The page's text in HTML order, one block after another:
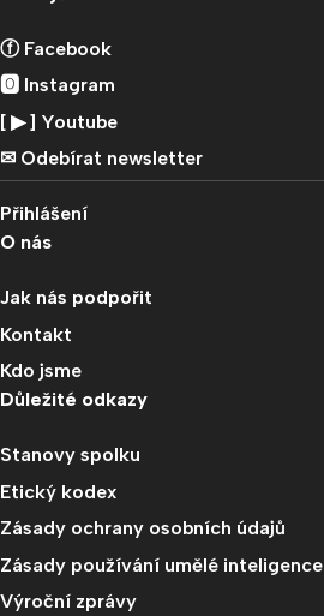
ⓕ Facebook
🅾 Instagram
[ ▶︎ ] Youtube
✉︎ Odebírat newsletter
Přihlášení
O nás
Jak nás podpořit
Kontakt
Kdo jsme
Důležité odkazy
Stanovy spolku
Etický kodex
Zásady ochrany osobních údajů
Zásady používání umělé inteligence
Výroční zprávy